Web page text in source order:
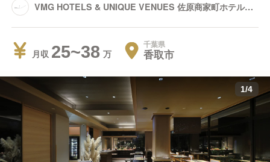
VMG HOTELS & UNIQUE VENUES 佐原商家町ホテル
月収 25~38 千葉県
香取市
1/4